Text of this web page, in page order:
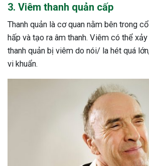
Sau Sinh Có Tự Khỏi
Thông Tin Cần Biết
sau sinh là tình trạng viêm da
phổ biến, khiến đôi bàn tay,
của chị em trở nên khô...
3. Viêm thanh quản cấp
Thanh quản là cơ quan nằm bên trong
hấp và tạo ra âm thanh. Viêm có thể
thanh quản bị viêm do nói/ la hét quá
vi khuẩn.